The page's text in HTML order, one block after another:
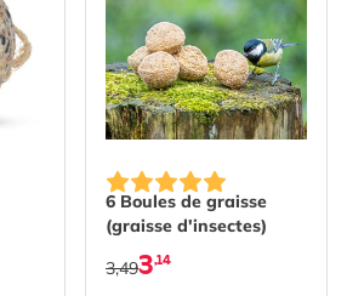
6 Boules de graisse
(graisse d'insectes)
3,14
3,49